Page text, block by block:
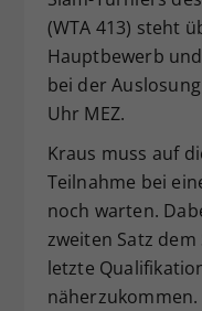
(WTA 413) steht
Hauptbewerb
bei der
Uhr MEZ.
Kraus muss auf
Teilnahme bei
noch warten.
zweiten Satz
letzte
näherzukommen.